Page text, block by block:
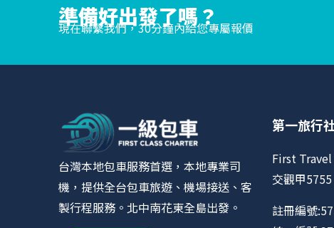
準備好出發了嗎？
現在聯繫我們，30分鐘內給您專屬報價
台灣本地包車服務首選，本地專業司
機，提供全台包車旅遊、機場接送、客
製行程服務。北中南花東全島出發。
第一旅行
First
交觀甲
註冊編號